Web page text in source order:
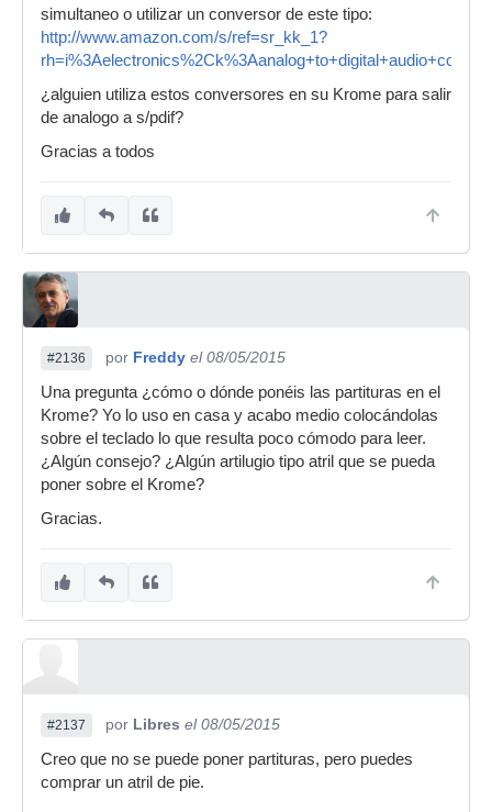
simultaneo o utilizar un conversor de este tipo:
http://www.amazon.com/s/ref=sr_kk_1?
¿alguien utiliza estos conversores en su Krome para salir
de analogo a s/pdif?
Gracias a todos
#2136 por Freddy el 08/05/2015
Una pregunta ¿cómo o dónde ponéis las partituras en el
Krome? Yo lo uso en casa y acabo medio colocándolas
sobre el teclado lo que resulta poco cómodo para leer.
¿Algún consejo? ¿Algún artilugio tipo atril que se pueda
poner sobre el Krome?
Gracias.
#2137 por Libres el 08/05/2015
Creo que no se puede poner partituras, pero puedes
comprar un atril de pie.